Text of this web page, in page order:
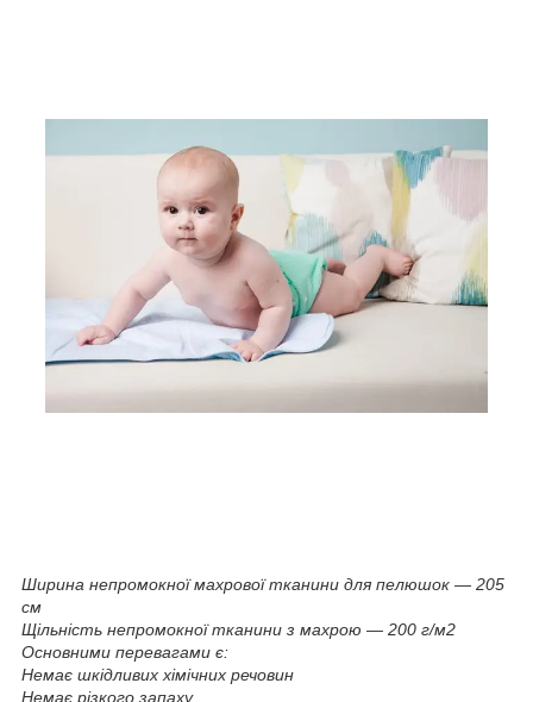
Ширина непромокної махрової тканини для пелюшок — 205
см
Щільність непромокної тканини з махрою — 200 г/м2
Основними перевагами є:
Немає шкідливих хімічних речовин
Немає різкого запаху